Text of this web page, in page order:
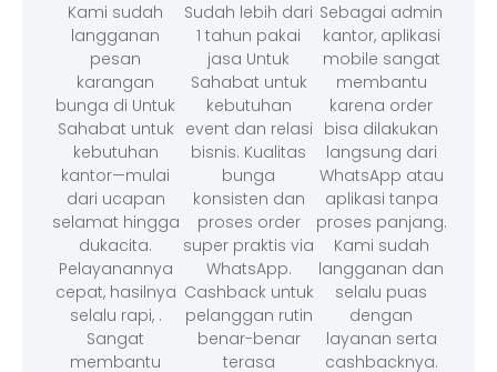
Kami sudah
langganan
pesan
karangan
bunga di Untuk
Sahabat untuk
kebutuhan
kantor—mulai
dari ucapan
selamat hingga
dukacita.
Pelayanannya
cepat, hasilnya
selalu rapi, .
Sangat
membantu
Sudah lebih dari
1 tahun pakai
jasa Untuk
Sahabat untuk
kebutuhan
event dan relasi
bisnis. Kualitas
bunga
konsisten dan
proses order
super praktis via
WhatsApp.
Cashback untuk
pelanggan rutin
benar-benar
terasa
Sebagai admin
kantor, aplikasi
mobile sangat
membantu
karena order
bisa dilakukan
langsung dari
WhatsApp atau
aplikasi tanpa
proses panjang.
Kami sudah
langganan dan
selalu puas
dengan
layanan serta
cashbacknya.